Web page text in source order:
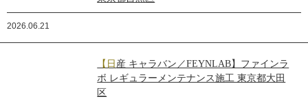
2026.06.21
【日産 キャラバン／FEYNLAB】ファインラ
ボ レギュラーメンテナンス施工 東京都大田
区